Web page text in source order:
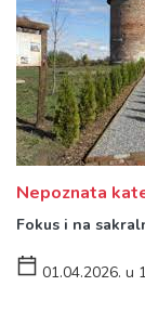
Nepoznata
Fokus i na
01.04.2026. u